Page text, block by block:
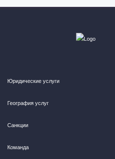
Юридические услуги
География услуг
Санкции
Команда